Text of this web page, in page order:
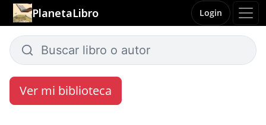
PlanetaLibro Login
Ver mi biblioteca